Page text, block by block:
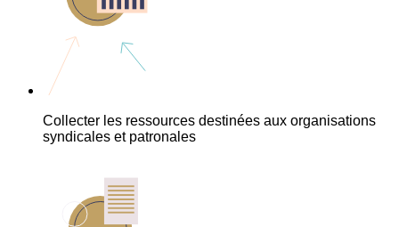
Collecter les ressources destinées aux organisations
syndicales et patronales